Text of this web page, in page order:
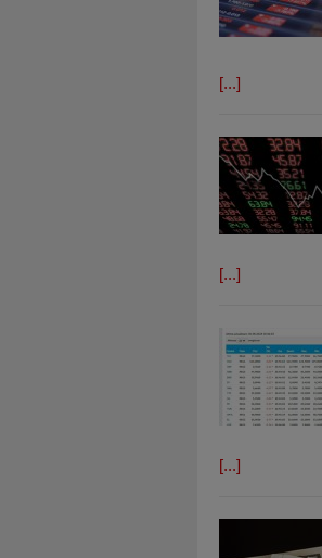
[...]
[...]
[...]